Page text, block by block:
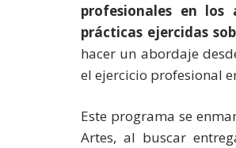
profesionales en los
prácticas ejercidas
hacer un abordaje
el ejercicio profesional
Este programa se
Artes, al buscar